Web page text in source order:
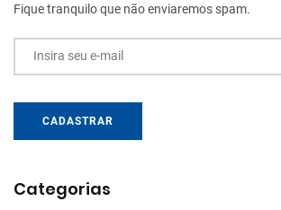
Fique tranquilo que não enviaremos spam.
Insira seu e-mail
CADASTRAR
Categorias